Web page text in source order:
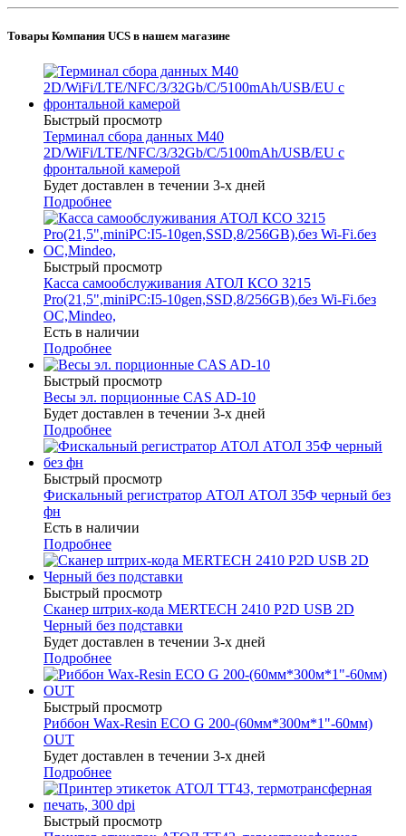
Товары Компания UCS в нашем магазине
Быстрый просмотр
Терминал сбора данных M40
2D/WiFi/LTE/NFC/3/32Gb/C/5100mAh/USB/EU c
фронтальной камерой
Будет доставлен в течении 3-х дней
Подробнее
Быстрый просмотр
Касса самообслуживания АТОЛ КСО 3215
Pro(21,5",miniPC:I5-10gen,SSD,8/256GB),без Wi-Fi.без
ОС,Mindeo,
Есть в наличии
Подробнее
Быстрый просмотр
Весы эл. порционные CAS AD-10
Будет доставлен в течении 3-х дней
Подробнее
Быстрый просмотр
Фискальный регистратор АТОЛ АТОЛ 35Ф черный без
фн
Есть в наличии
Подробнее
Быстрый просмотр
Сканер штрих-кода MERTECH 2410 P2D USB 2D
Черный без подставки
Будет доставлен в течении 3-х дней
Подробнее
Быстрый просмотр
Риббон Wax-Resin ECO G 200-(60мм*300м*1"-60мм)
OUT
Будет доставлен в течении 3-х дней
Подробнее
Быстрый просмотр